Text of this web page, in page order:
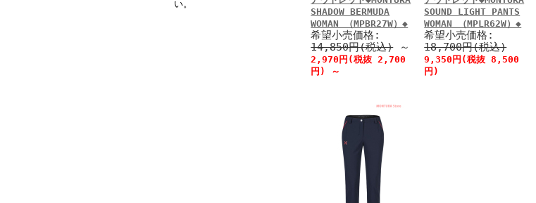
い。
SHADOW BERMUDA
WOMAN （MPBR27W）◆
希望小売価格:
14,850円(税込)
～
2,970円(税抜 2,700
円)
～
SOUND LIGHT PANTS
WOMAN （MPLR62W）◆
希望小売価格:
18,700円(税込)
9,350円(税抜 8,500
円)